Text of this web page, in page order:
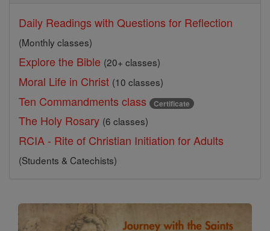
Daily Readings with Questions for Reflection
(Monthly classes)
Explore the Bible (20+ classes)
Moral Life in Christ (10 classes)
Ten Commandments class Certificate
The Holy Rosary (6 classes)
RCIA - Rite of Christian Initiation for Adults
(Students & Catechists)